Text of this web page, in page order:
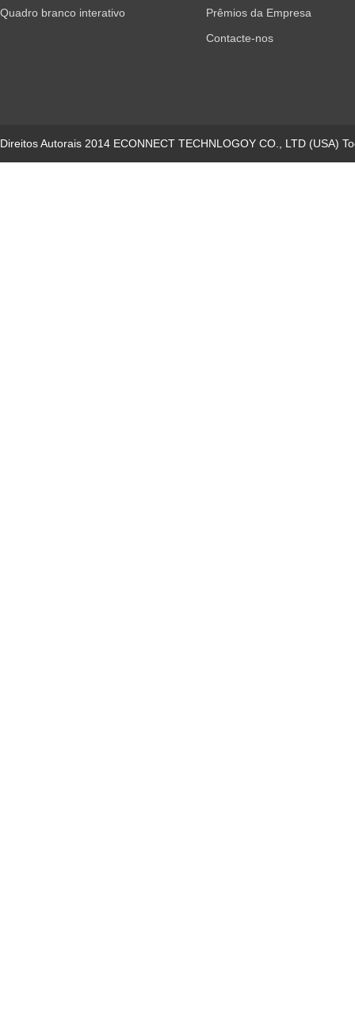
Quadro branco interativo
Prêmios da Empresa
Contacte-nos
Direitos Autorais 2014 ECONNECT TECHNLOGOY CO., LTD (USA)